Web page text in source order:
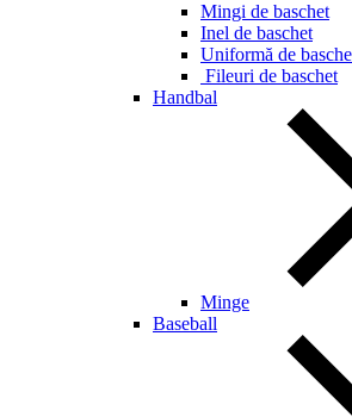
Mingi de baschet
Inel de baschet
Uniformă de
Fileuri de baschet
Handbal
Minge
Baseball